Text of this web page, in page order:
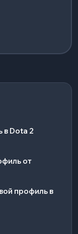
в Dota 2
от
профиль в